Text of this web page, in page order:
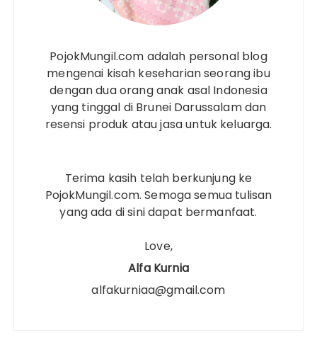
PojokMungil.com adalah personal blog
mengenai kisah keseharian seorang ibu
dengan dua orang anak asal Indonesia
yang tinggal di Brunei Darussalam dan
resensi produk atau jasa untuk keluarga.
Terima kasih telah berkunjung ke
PojokMungil.com. Semoga semua tulisan
yang ada di sini dapat bermanfaat.
Love,
Alfa Kurnia
alfakurniaa@gmail.com